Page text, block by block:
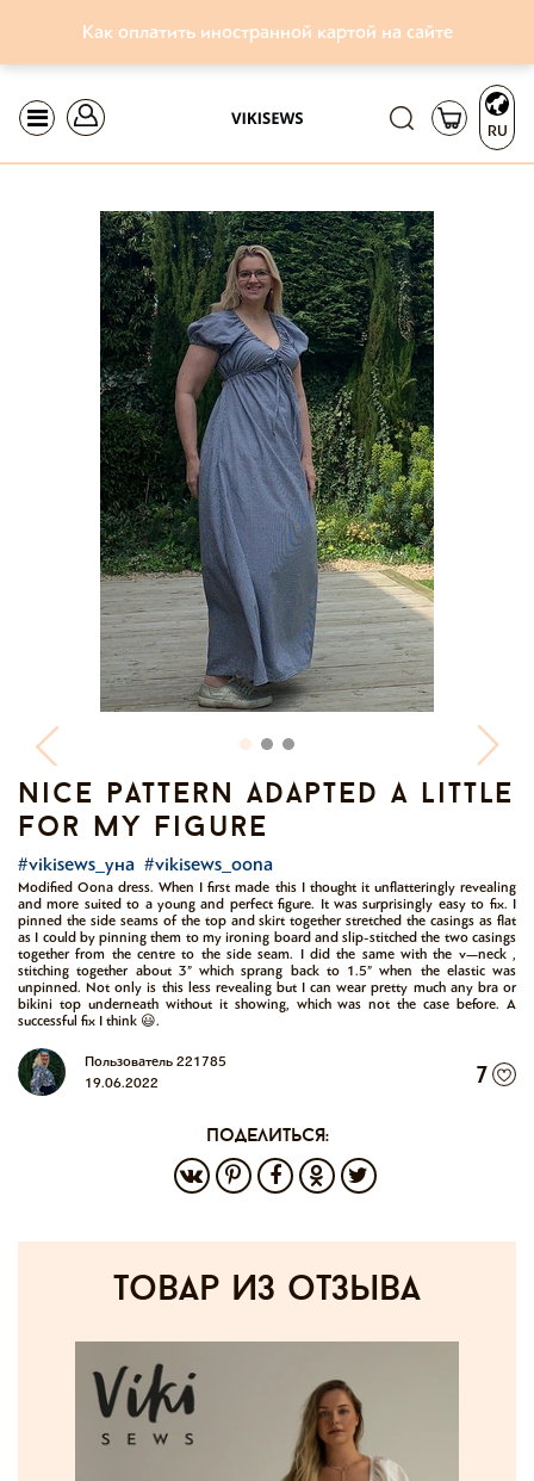
Как оплатить иностранной картой на сайте
RU
nice pattern adapted a little
for my figure
#vikisews_уна #vikisews_oona
Modified Oona dress. When I first made this I thought it unflatteringly revealing
and more suited to a young and perfect figure. It was surprisingly easy to fix. I
pinned the side seams of the top and skirt together stretched the casings as flat
as I could by pinning them to my ironing board and slip-stitched the two casings
together from the centre to the side seam. I did the same with the v—neck ,
stitching together about 3” which sprang back to 1.5” when the elastic was
unpinned. Not only is this less revealing but I can wear pretty much any bra or
bikini top underneath without it showing, which was not the case before. A
successful fix I think 😃.
Пользователь 221785
19.06.2022
7
поделиться:
товар из отзыва